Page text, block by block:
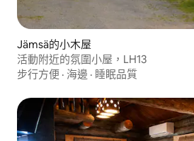
Jämsä的小木屋
活動附近的氛圍小屋，LH13
步行方便 · 海邊 · 睡眠品質